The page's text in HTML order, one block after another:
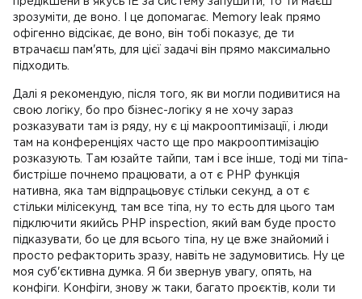
зрозуміти, де воно. І це допомагає. Memory leak прямо
офігенно відсікає, де воно, він тобі показує, де ти
втрачаєш пам'ять, для цієї задачі він прямо максимально
підходить.
Далі я рекомендую, після того, як ви могли подивитися на
свою логіку, бо про бізнес-логіку я не хочу зараз
розказувати там із ряду, ну є ці макрооптимізації, і люди
там на конференціях часто ще про макрооптимізацію
розказують. Там юзайте тайпи, там і все інше, тоді ми тіпа-
бистріше почнемо працювати, а от є PHP функція
нативна, яка там відпрацьовує стільки секунд, а от є
стільки мілісекунд, там все тіпа, ну то есть для цього там
підключити якийсь PHP inspection, який вам буде просто
підказувати, бо це для всього тіпа, ну це вже знайомий і
просто рефакторить зразу, навіть не задумовитись. Ну це
моя суб'єктивна думка. Я би звернув увагу, опять, на
конфіги. Конфіги, знову ж таки, багато проєктів, коли ти